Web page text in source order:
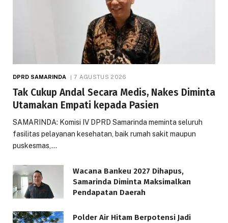
DPRD SAMARINDA 7 AGUSTUS 2026
Tak Cukup Andal Secara Medis, Nakes Diminta
Utamakan Empati kepada Pasien
SAMARINDA: Komisi IV DPRD Samarinda meminta seluruh
fasilitas pelayanan kesehatan, baik rumah sakit maupun
puskesmas,…
Wacana Bankeu 2027 Dihapus,
Samarinda Diminta Maksimalkan
Pendapatan Daerah
Polder Air Hitam Berpotensi Jadi